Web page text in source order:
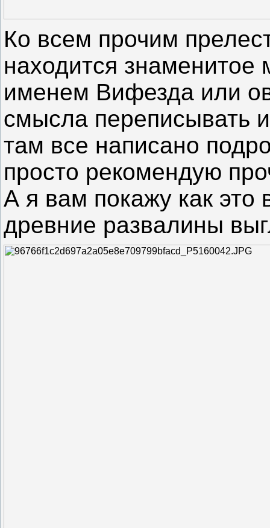
Ко всем прочим
находится знаменитое
именем Вифезда или
смысла переписывать
там все написано
просто рекомендую
А я вам покажу как это
древние развалины